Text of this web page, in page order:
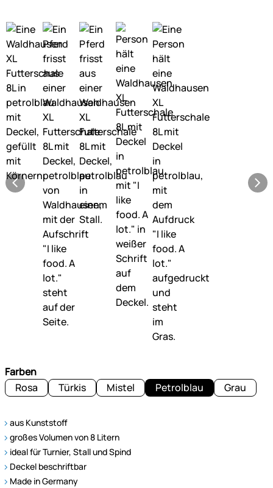
Farben
Rosa
Türkis Mistel Petrolblau Grau
aus Kunststoff
großes Volumen von 8 Litern
ideal für Turnier, Stall und Spind
Deckel beschriftbar
Made in Germany